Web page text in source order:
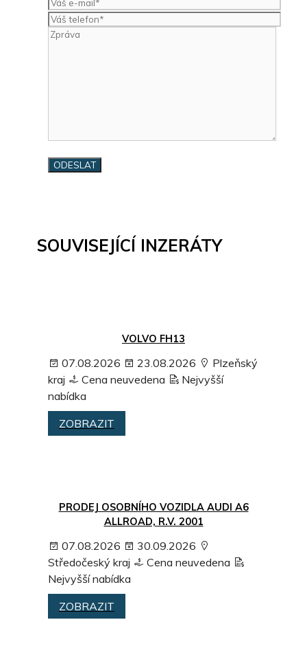
SOUVISEJÍCÍ INZERÁTY
VOLVO FH13
07.08.2026 23.08.2026
Plzeňský
kraj
Cena neuvedena
Nejvyšší
nabídka
ZOBRAZIT
PRODEJ OSOBNÍHO VOZIDLA AUDI A6
ALLROAD, R.V. 2001
07.08.2026
30.09.2026
Středočeský kraj
Cena neuvedena
Nejvyšší nabídka
ZOBRAZIT